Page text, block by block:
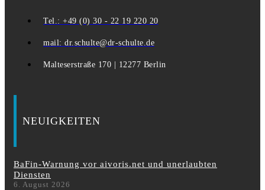
Tel.: +49 (0) 30 - 22 19 220 20
mail: dr.schulte@dr-schulte.de
Malteserstraße 170 | 12277 Berlin
NEUIGKEITEN
BaFin-Warnung vor aivoris.net und unerlaubten
Diensten
6. August 2026